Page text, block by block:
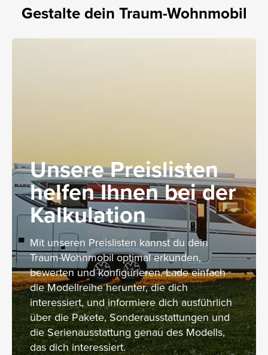
Gestalte dein Traum-Wohnmobil
Unsere Preislisten
helfen Ihnen bei der
Kalkulation
Mit unseren Preislisten kannst du dein
Traum-Wohnmobil optimal erkunden,
bewerten und konfigurieren. Lade einfach
die Modellreihe herunter, die dich
interessiert, und informiere dich ausführlich
über die Pakete, Sonderausstattungen und
die Serienausstattung genau des Modells,
das dich interessiert.